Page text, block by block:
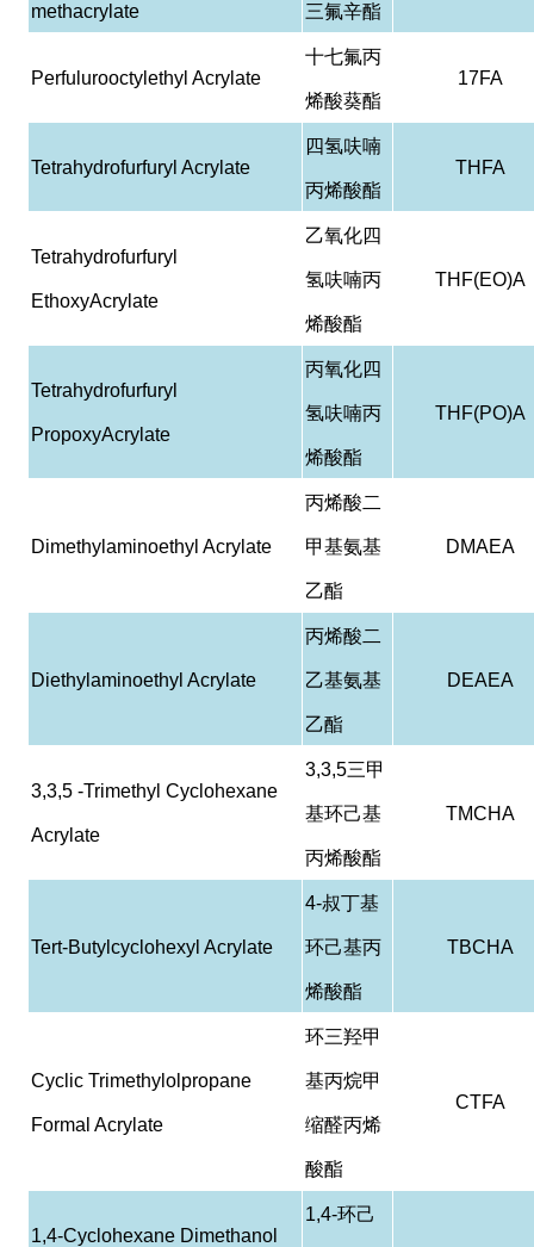
methacrylate 三氟辛酯
Perfulurooctylethyl Acrylate
十七氟丙
烯酸葵酯
17FA
Tetrahydrofurfuryl Acrylate
四氢呋喃
丙烯酸酯
THFA
Tetrahydrofurfuryl
EthoxyAcrylate
乙氧化四
氢呋喃丙
烯酸酯
THF(EO)A
Tetrahydrofurfuryl
PropoxyAcrylate
丙氧化四
氢呋喃丙
烯酸酯
THF(PO)A
Dimethylaminoethyl Acrylate
丙烯酸二
甲基氨基
乙酯
DMAEA
Diethylaminoethyl Acrylate
丙烯酸二
乙基氨基
乙酯
DEAEA
3,3,5 -Trimethyl Cyclohexane
Acrylate
3,3,5三甲
基环己基
丙烯酸酯
TMCHA
Tert-Butylcyclohexyl Acrylate
4-叔丁基
环己基丙
烯酸酯
TBCHA
Cyclic Trimethylolpropane
Formal Acrylate
环三羟甲
基丙烷甲
缩醛丙烯
酸酯
CTFA
1,4-Cyclohexane Dimethanol
1,4-环己